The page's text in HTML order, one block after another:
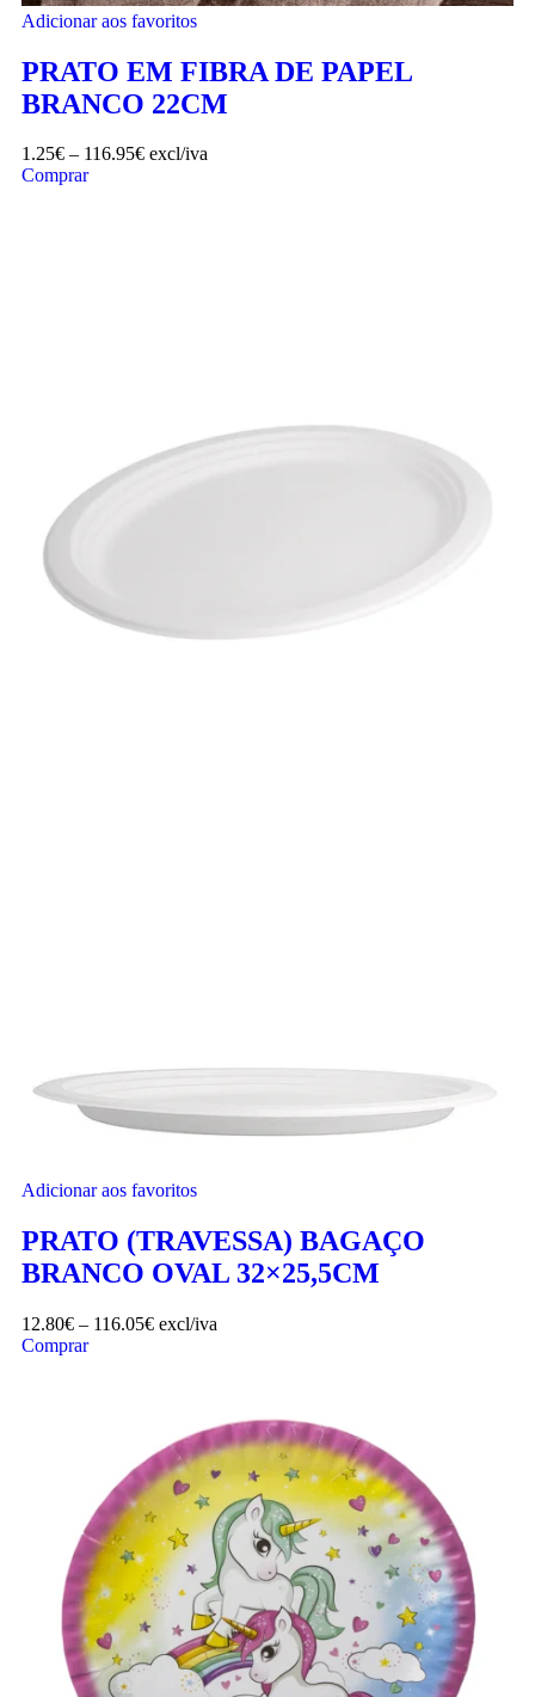
Adicionar aos favoritos
PRATO EM FIBRA DE PAPEL
BRANCO 22CM
1.25€ – 116.95€ excl/iva
Comprar
Adicionar aos favoritos
PRATO (TRAVESSA) BAGAÇO
BRANCO OVAL 32×25,5CM
12.80€ – 116.05€ excl/iva
Comprar